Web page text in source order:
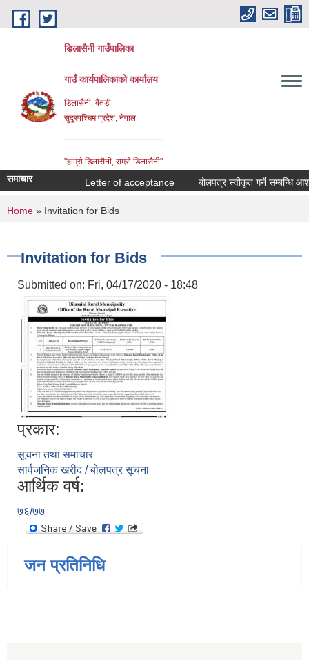
Skip to main content
डिलासैनी गाउँपालिका
गाउँ कार्यपालिकाको कार्यालय
डिलासैनी, बैतडी
सुदूरपश्चिम प्रदेश, नेपाल
"हाम्राे डिलासैनी, राम्राे डिलासैनी"
समाचार Letter of acceptance बोलपत्र स्वीकृत गर्ने सम्बन्धि
You are here
Home » Invitation for Bids
Invitation for Bids
Submitted on: Fri, 04/17/2020 - 18:48
प्रकार:
सूचना तथा समाचार
सार्वजनिक खरीद / बोलपत्र सूचना
आर्थिक वर्ष:
७६/७७
जन प्रतिनिधि